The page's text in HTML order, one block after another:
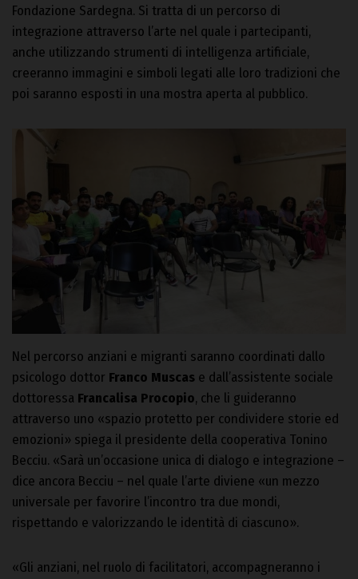
Fondazione Sardegna. Si tratta di un percorso di
integrazione attraverso l’arte nel quale i partecipanti,
anche utilizzando strumenti di intelligenza artificiale,
creeranno immagini e simboli legati alle loro tradizioni che
poi saranno esposti in una mostra aperta al pubblico.
Nel percorso anziani e migranti saranno coordinati dallo
psicologo dottor Franco Muscas e dall’assistente sociale
dottoressa Francalisa Procopio, che li guideranno
attraverso uno «spazio protetto per condividere storie ed
emozioni» spiega il presidente della cooperativa Tonino
Becciu. «Sarà un’occasione unica di dialogo e integrazione –
dice ancora Becciu – nel quale l’arte diviene «un mezzo
universale per favorire l’incontro tra due mondi,
rispettando e valorizzando le identità di ciascuno».
«Gli anziani, nel ruolo di facilitatori, accompagneranno i